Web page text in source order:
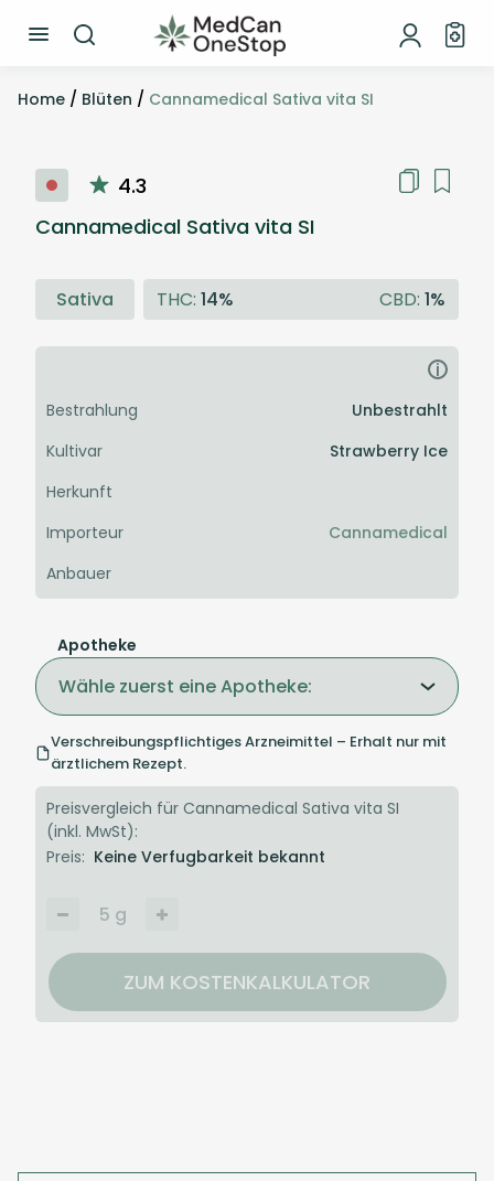
Home / Blüten / Cannamedical Sativa vita SI
4.3
Cannamedical Sativa vita SI
Sativa THC: 14% CBD: 1%
i
Bestrahlung
Unbestrahlt
Kultivar
Strawberry Ice
Herkunft
Importeur
Cannamedical
Anbauer
Apotheke
Wähle zuerst eine Apotheke:
Verschreibungspflichtiges Arzneimittel – Erhalt nur mit
ärztlichem Rezept.
Preisvergleich für Cannamedical Sativa vita SI
(inkl. MwSt):
Preis: Keine Verfugbarkeit bekannt
5 g
ZUM KOSTENKALKULATOR